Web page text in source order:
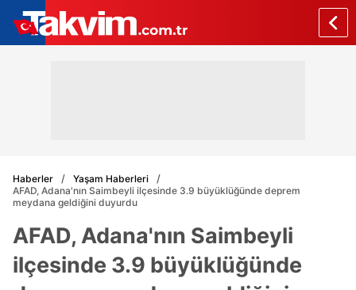
Haberler
Yaşam Haberleri
AFAD, Adana'nın Saimbeyli ilçesinde 3.9 büyüklüğünde deprem
meydana geldiğini duyurdu
AFAD, Adana'nın Saimbeyli
ilçesinde 3.9 büyüklüğünde